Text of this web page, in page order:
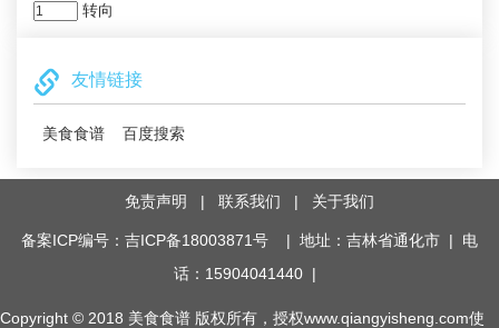
转向
友情链接
美食食谱 百度搜索
免责声明 | 联系我们 | 关于我们
备案ICP编号：吉ICP备18003871号 | 地址：吉林省通化市 | 电
话：15904041440 |
Copyright © 2018 美食食谱 版权所有，授权www.qiangyisheng.com使